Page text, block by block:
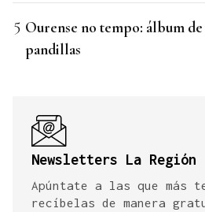
Ourense no tempo: álbum de
pandillas
Newsletters La Región
Apúntate a las que más
recíbelas de manera